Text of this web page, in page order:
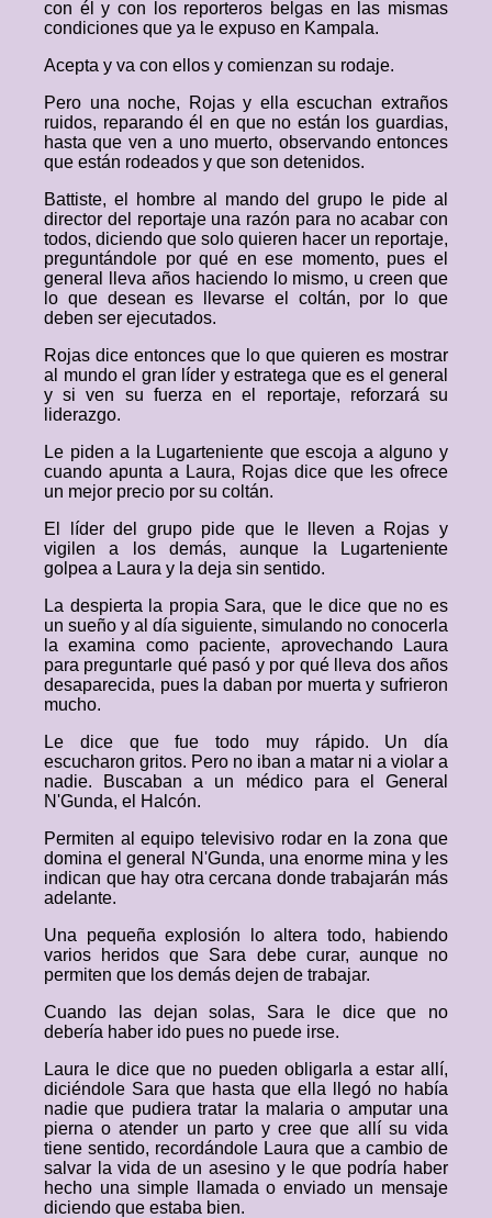
con él y con los reporteros belgas en las mismas
condiciones que ya le expuso en Kampala.
Acepta y va con ellos y comienzan su rodaje.
Pero una noche, Rojas y ella escuchan extraños
ruidos, reparando él en que no están los guardias,
hasta que ven a uno muerto, observando entonces
que están rodeados y que son detenidos.
Battiste, el hombre al mando del grupo le pide al
director del reportaje una razón para no acabar con
todos, diciendo que solo quieren hacer un reportaje,
preguntándole por qué en ese momento, pues el
general lleva años haciendo lo mismo, u creen que
lo que desean es llevarse el coltán, por lo que
deben ser ejecutados.
Rojas dice entonces que lo que quieren es mostrar
al mundo el gran líder y estratega que es el general
y si ven su fuerza en el reportaje, reforzará su
liderazgo.
Le piden a la Lugarteniente que escoja a alguno y
cuando apunta a Laura, Rojas dice que les ofrece
un mejor precio por su coltán.
El líder del grupo pide que le lleven a Rojas y
vigilen a los demás, aunque la Lugarteniente
golpea a Laura y la deja sin sentido.
La despierta la propia Sara, que le dice que no es
un sueño y al día siguiente, simulando no conocerla
la examina como paciente, aprovechando Laura
para preguntarle qué pasó y por qué lleva dos años
desaparecida, pues la daban por muerta y sufrieron
mucho.
Le dice que fue todo muy rápido. Un día
escucharon gritos. Pero no iban a matar ni a violar a
nadie. Buscaban a un médico para el General
N'Gunda, el Halcón.
Permiten al equipo televisivo rodar en la zona que
domina el general N'Gunda, una enorme mina y les
indican que hay otra cercana donde trabajarán más
adelante.
Una pequeña explosión lo altera todo, habiendo
varios heridos que Sara debe curar, aunque no
permiten que los demás dejen de trabajar.
Cuando las dejan solas, Sara le dice que no
debería haber ido pues no puede irse.
Laura le dice que no pueden obligarla a estar allí,
diciéndole Sara que hasta que ella llegó no había
nadie que pudiera tratar la malaria o amputar una
pierna o atender un parto y cree que allí su vida
tiene sentido, recordándole Laura que a cambio de
salvar la vida de un asesino y le que podría haber
hecho una simple llamada o enviado un mensaje
diciendo que estaba bien.